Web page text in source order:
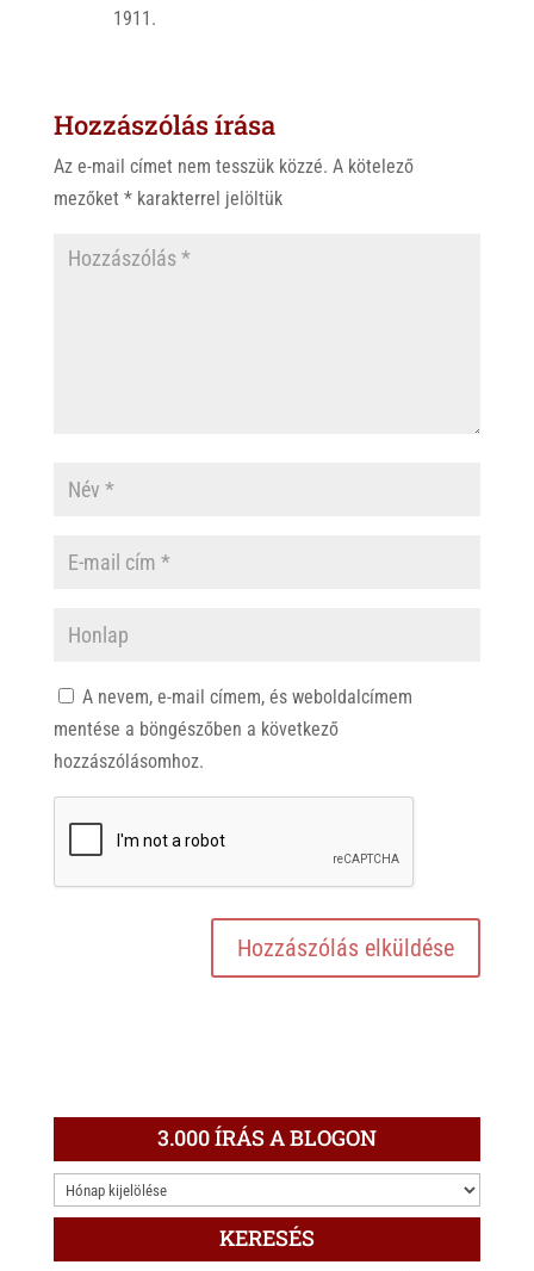
1911.
Hozzászólás írása
Az e-mail címet nem tesszük közzé. A kötelező
mezőket *karakterrel jelöltük
A nevem, e-mail címem, és weboldalcímem
mentése a böngészőben a következő
hozzászólásomhoz.
3.000 ÍRÁS A BLOGON
3.000
ÍRÁS
KERESÉS